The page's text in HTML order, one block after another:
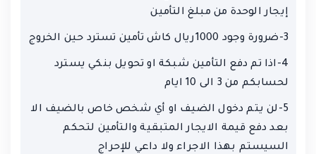
إيجار الوحدة من مبلغ التأمين
3-ضرورة وجود 1000ريال كاش تأمين تسترد حين الخروج
4-اذا تم دفع التأمين شبكة او تحويل بنكي يسترد
لحسابكم من 3 الى 10 ايام
5-لن يتم دخول الضيف او أي شخص خاص بالضيف الا
بعد دفع قيمة الايجار المتبقية والتأمين لتحكم
السيستم بهذا الاجراء ولا داعي للإحراج